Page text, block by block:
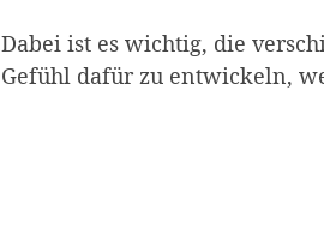
Dabei ist es wichtig, die
Gefühl dafür zu entwickeln,